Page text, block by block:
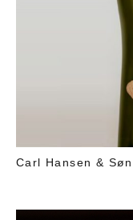
Carl Hansen & Søn